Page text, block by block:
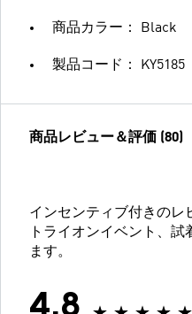
商品カラー： Black
製品コード： KY5185
商品レビュー＆評価 (80)
インセンティブ付きのレ
トライオンイベント、
ます。